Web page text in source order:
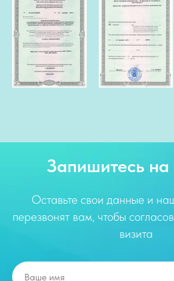
Запишитесь
Оставьте свои данные и
перезвонят вам, чтобы
визита